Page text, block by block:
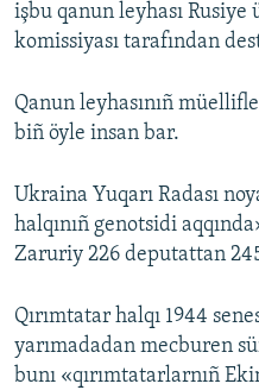
işbu qanun leyhası
komissiyası tarafından
Qanun leyhasınıñ
biñ öyle insan bar.
Ukraina Yuqarı Radası
halqınıñ genotsidi
Zaruriy 226 deputattan
Qırımtatar halqı 1944
yarımadadan mecburen
bunı «qırımtatarlarnıñ